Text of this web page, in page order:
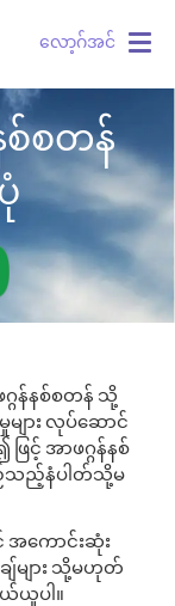
လော့ဂ်အင်
နစ်စတန်
ဂ္ဂန်နစ်စတန် သို့
ျား လုပ်ဆောင်
ြင့် အာဖဂ္ဂန်နစ်
ည်သည့်နံပါတ်သို့မ
အကောင်းဆုံး
ျ်များ သို့မဟုတ်
ယူပါ။